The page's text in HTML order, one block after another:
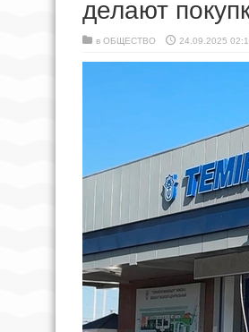
делают
в ОБЩЕСТВО 24.09.2025